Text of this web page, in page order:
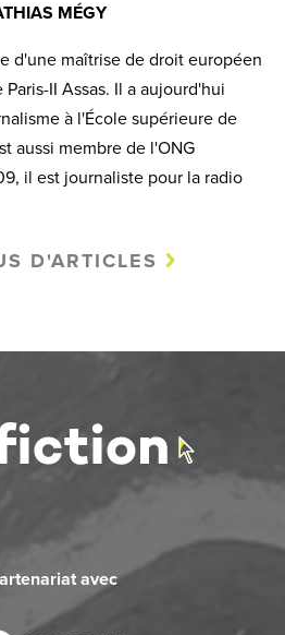
MÉGY
d'une maîtrise de droit européen
II Assas. Il a aujourd'hui
à l'École supérieure de
aussi membre de l'ONG
il est journaliste pour la radio
D'ARTICLES
avec